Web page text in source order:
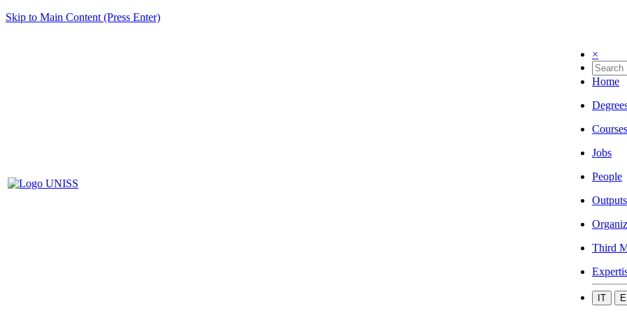
Skip to Main Content (Press Enter)
×
Home
Courses
Jobs
People
Outputs
Third
IT